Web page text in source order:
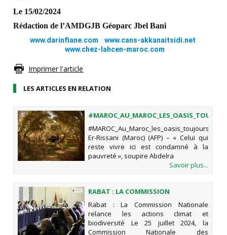
Le 15/02/2024
Rédaction de l’AMDGJB Géoparc Jbel Bani
www.darinfiane.com
www.cans-akkanaitsidi.net
www.chez-lahcen-maroc.com
Imprimer l'article
LES ARTICLES EN RELATION
Er-Rissani (Maroc) (AFP) – « Celui qui
reste vivre ici est condamné à la
pauvreté », soupire Abdelra
Savoir plus...
RABAT : LA COMMISSION
NATIONALE RELANCE LES ACTIONS
CLIMAT ET BIODIVERSITÉ
Rabat : La Commission Nationale
relance les actions climat et
biodiversité Le 25 juillet 2024, la
Commission Nationale des